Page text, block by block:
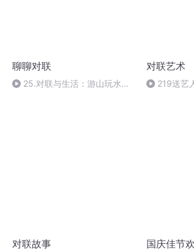
聊聊对联
25.对联与生活：游山玩水赏
对联艺术
219送艺
对联故事 国庆佳节